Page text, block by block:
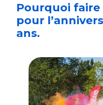
Pourquoi faire
pour
ans.